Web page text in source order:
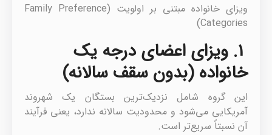
ویزای خانواده مبتنی بر اولویت (Family Preference
Categories)
1. ویزای اعضای درجه یک
خانواده (بدون سقف سالانه)
این گروه شامل نزدیک‌ترین بستگان یک شهروند
آمریکایی می‌شود و محدودیت سالانه ندارد، یعنی فرآیند
آن نسبتاً سریع‌تر است.